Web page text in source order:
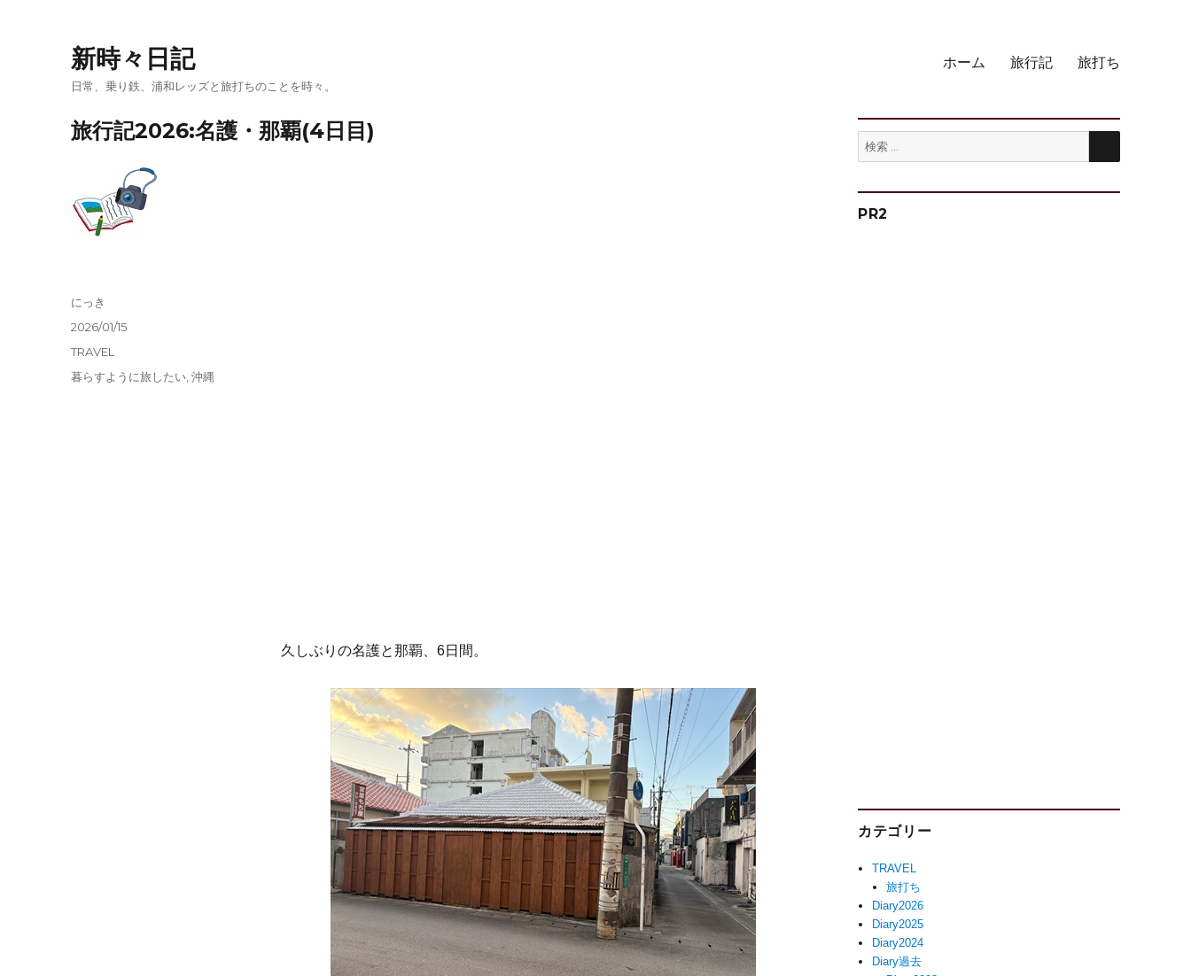
新時々日記
日常、乗り鉄、浦和レッズと旅打ちのことを時々。
ホーム 旅行記 旅打ち
旅行記2026:名護・那覇(4日目)
久しぶりの名護と那覇、6日間。
投
にっき
投
2026/01/15
カ
テ
TRAVEL
タ
暮らすように旅したい ,沖縄
検
索:
検
PR2
カテゴリー
TRAVEL
旅打ち
Diary2026
Diary2025
Diary2024
Diary過去